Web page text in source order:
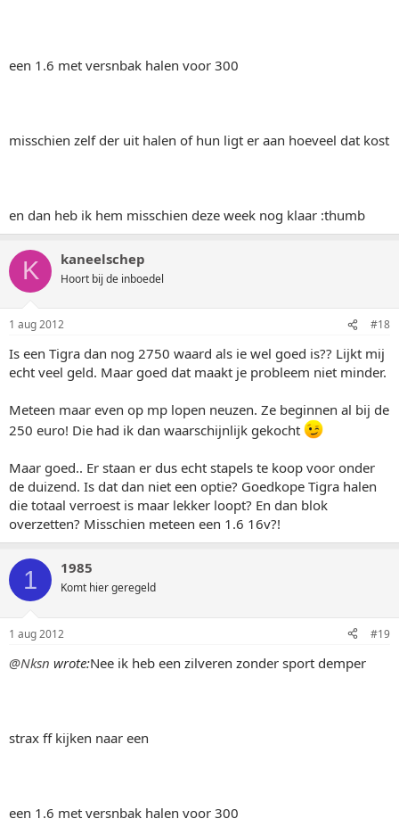
een 1.6 met versnbak halen voor 300
misschien zelf der uit halen of hun ligt er aan hoeveel dat kost
en dan heb ik hem misschien deze week nog klaar :thumb
K kaneelschep
Hoort bij de inboedel
1 aug 2012 #18
Is een Tigra dan nog 2750 waard als ie wel goed is?? Lijkt mij
echt veel geld. Maar goed dat maakt je probleem niet minder.
Meteen maar even op mp lopen neuzen. Ze beginnen al bij de
250 euro! Die had ik dan waarschijnlijk gekocht
Maar goed.. Er staan er dus echt stapels te koop voor onder
de duizend. Is dat dan niet een optie? Goedkope Tigra halen
die totaal verroest is maar lekker loopt? En dan blok
overzetten? Misschien meteen een 1.6 16v?!
1 1985
Komt hier geregeld
1 aug 2012 #19
@Nksn wrote:Nee ik heb een zilveren zonder sport demper
strax ff kijken naar een
een 1.6 met versnbak halen voor 300